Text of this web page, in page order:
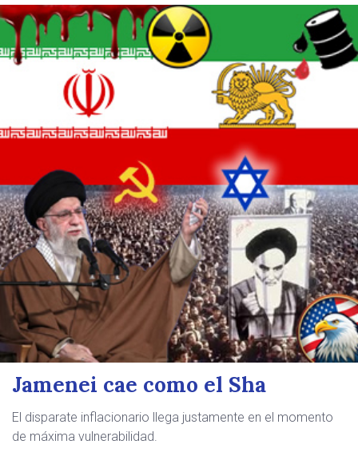
Jamenei cae como el Sha
El disparate inflacionario llega justamente en el momento
de máxima vulnerabilidad.